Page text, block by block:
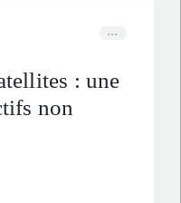
: une
non